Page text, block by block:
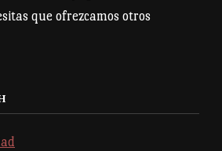
que ofrezcamos otros